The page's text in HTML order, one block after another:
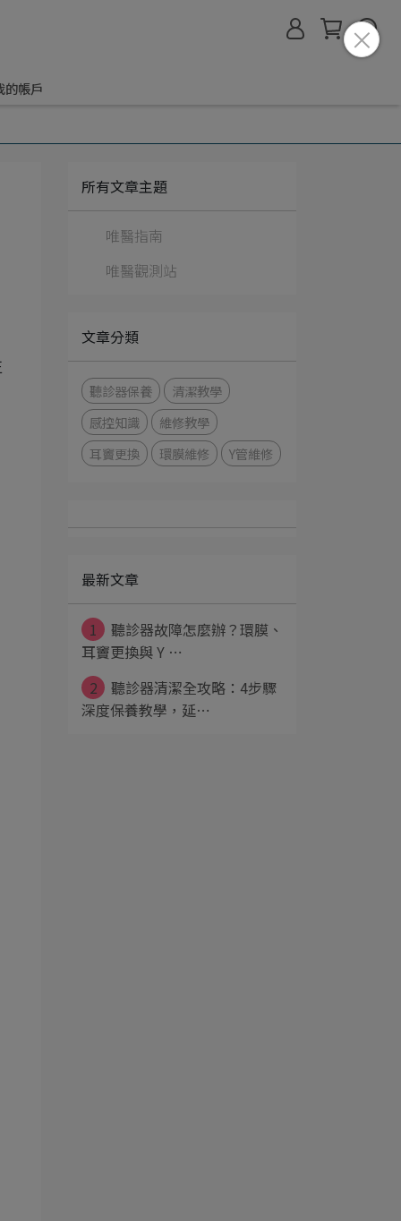
的帳戶
所有文章主題
唯醫指南
唯醫觀測站
文章分類
聽診器保養
清潔教學
感控知識
維修教學
耳竇更換
環膜維修 Y管維修
最新文章
1
聽診器故障怎麼辦？環膜、
耳竇更換與 Y ⋯
2
聽診器清潔全攻略：4步驟
深度保養教學，延⋯